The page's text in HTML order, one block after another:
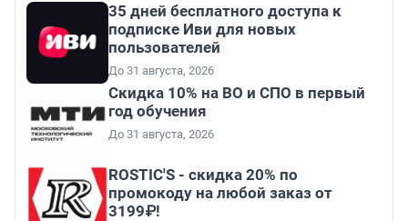
35 дней бесплатного доступа к
подписке Иви для новых
пользователей
До 31 августа, 2026
Скидка 10% на ВО и СПО в первый
год обучения
До 31 августа, 2026
ROSTIC'S - скидка 20% по
промокоду на любой заказ от
3199₽!